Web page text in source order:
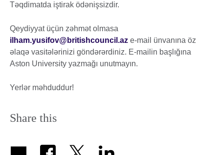
Təqdimatda iştirak ödənişsizdir.
Qeydiyyat üçün zəhmət olmasa
ilham.yusifov@britishcouncil.az e-mail ünvanına öz
əlaqə vasitələrinizi göndərərdiniz. E-mailin başlığına
Aston University yazmağı unutmayın.
Yerlər məhduddur!
Share this